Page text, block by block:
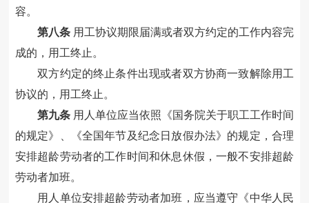
容。
第八条用工协议期限届满或者双方约定的工作内容完
成的，用工终止。
双方约定的终止条件出现或者双方协商一致解除用工
协议的，用工终止。
第九条用人单位应当依照《国务院关于职工工作时间
的规定》、《全国年节及纪念日放假办法》的规定，合理
安排超龄劳动者的工作时间和休息休假，一般不安排超龄
劳动者加班。
用人单位安排超龄劳动者加班，应当遵守《中华人民